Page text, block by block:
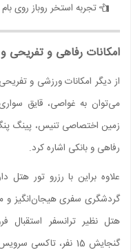
تجربه استخر روباز روی
امکانات رفاهی و
از دیگر امکانات ورزشی و
می‌توان به غواصی، قایق
زمین اختصاصی تنیس، پینگ
رفاهی و بانکی اشاره کرد.
علاوه براین با رزرو تور
گردشگری سفری هیجان‌انگیز و
هتل نظیر ترانسفر استقبال
گنجایش 15 نفر،